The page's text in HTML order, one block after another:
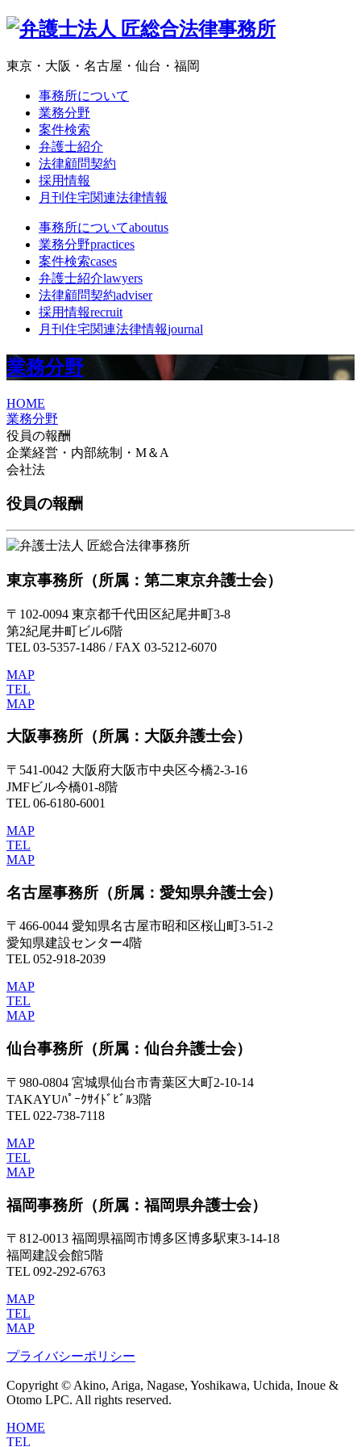
東京・大阪・名古屋・仙台・福岡
事務所について
業務分野
案件検索
弁護士紹介
法律顧問契約
採用情報
月刊住宅関連法律情報
事務所についてaboutus
業務分野practices
案件検索cases
弁護士紹介lawyers
法律顧問契約adviser
採用情報recruit
月刊住宅関連法律情報journal
業務分野
HOME
業務分野
役員の報酬
企業経営・内部統制・M＆A
会社法
役員の報酬
東京事務所 （所属：第二東京弁護士会）
〒102-0094 東京都千代田区紀尾井町3-8
第2紀尾井町ビル6階
TEL 03-5357-1486 / FAX 03-5212-6070
MAP
TEL
MAP
大阪事務所 （所属：大阪弁護士会）
〒541-0042 大阪府大阪市中央区今橋2-3-16
JMFビル今橋01-8階
TEL 06-6180-6001
MAP
TEL
MAP
名古屋事務所 （所属：愛知県弁護士会）
〒466-0044 愛知県名古屋市昭和区桜山町3-51-2
愛知県建設センター4階
TEL 052-918-2039
MAP
TEL
MAP
仙台事務所 （所属：仙台弁護士会）
〒980-0804 宮城県仙台市青葉区大町2-10-14
TAKAYUﾊﾟｰｸｻｲﾄﾞﾋﾞﾙ3階
TEL 022-738-7118
MAP
TEL
MAP
福岡事務所 （所属：福岡県弁護士会）
〒812-0013 福岡県福岡市博多区博多駅東3-14-18
福岡建設会館5階
TEL 092-292-6763
MAP
TEL
MAP
プライバシーポリシー
Copyright © Akino, Ariga, Nagase, Yoshikawa, Uchida, Inoue &
Otomo LPC. All rights reserved.
HOME
TEL